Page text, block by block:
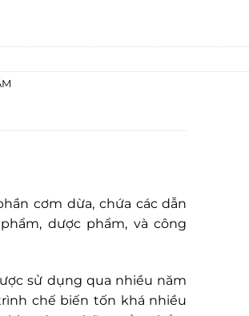
cơm dừa, chứa các dẫn
dược phẩm, và công
sử dụng qua nhiều năm
chế biến tốn khá nhiều